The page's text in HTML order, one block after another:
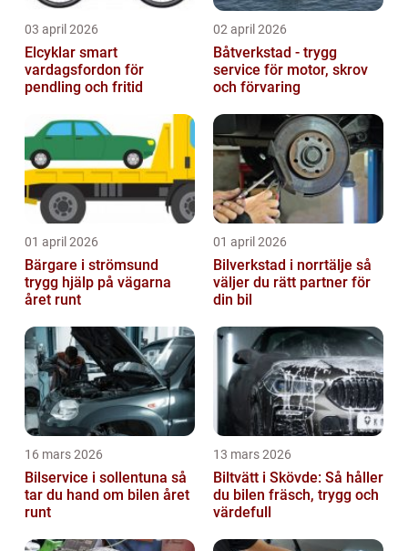
03 april 2026
Elcyklar smart
vardagsfordon för
pendling och fritid
02 april 2026
Båtverkstad - trygg
service för motor, skrov
och förvaring
01 april 2026
Bärgare i strömsund
trygg hjälp på vägarna
året runt
01 april 2026
Bilverkstad i norrtälje så
väljer du rätt partner för
din bil
16 mars 2026
Bilservice i sollentuna så
tar du hand om bilen året
runt
13 mars 2026
Biltvätt i Skövde: Så håller
du bilen fräsch, trygg och
värdefull